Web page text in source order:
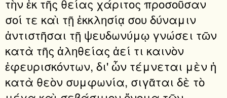
τὴν ἐκ τῆς θείας χάριτος προσοῦσαν
σοί τε καὶ τῇ ἐκκλησίᾳ σου δύναμιν
ἀντιστῆσαι τῇ ψευδωνύμῳ γνώσει τῶν
κατὰ τῆς ἀληθείας ἀεί τι καινὸν
ἐφευρισκόντων, δι' ὧν τέμνεται μὲν ἡ
κατὰ θεὸν συμφωνία, σιγᾶται δὲ τὸ